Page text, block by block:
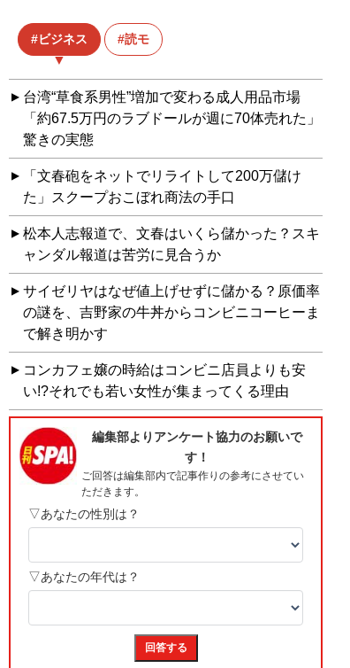
ビジネス 読モ
台湾“草食系男性”増加で変わる成人用品市場
「約67.5万円のラブドールが週に70体売れた」
驚きの実態
「文春砲をネットでリライトして200万儲け
た」スクープおこぼれ商法の手口
松本人志報道で、文春はいくら儲かった？スキ
ャンダル報道は苦労に見合うか
サイゼリヤはなぜ値上げせずに儲かる？原価率
の謎を、吉野家の牛丼からコンビニコーヒーま
で解き明かす
コンカフェ嬢の時給はコンビニ店員よりも安
い!?それでも若い女性が集まってくる理由